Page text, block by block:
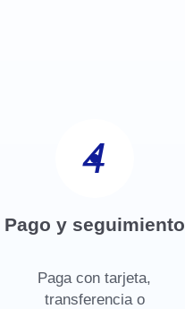
4
Pago y seguimiento
Paga con tarjeta,
transferencia o